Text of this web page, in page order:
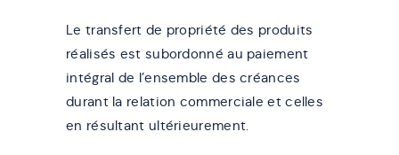
Le transfert de propriété des produits
réalisés est subordonné au paiement
intégral de l’ensemble des créances
durant la relation commerciale et celles
en résultant ultérieurement.